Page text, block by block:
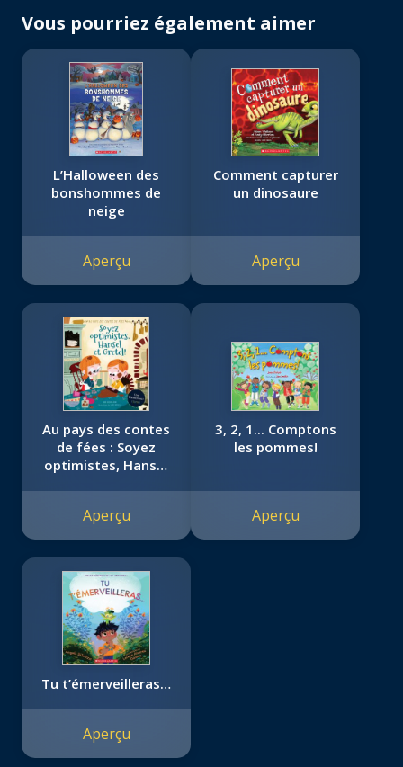
Vous pourriez également aimer
L’Halloween des
bonshommes de
neige
Aperçu
Comment capturer
un dinosaure
Aperçu
Au pays des contes
de fées : Soyez
optimistes, Hansel
Aperçu
3, 2, 1... Comptons
les pommes!
Aperçu
Tu t’émerveilleras…
Aperçu